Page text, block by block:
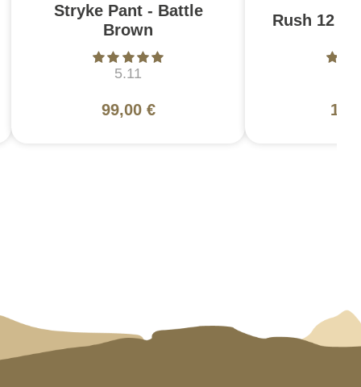
Stryke Pant - Battle
Brown
5.11
99,00 €
Rush 12